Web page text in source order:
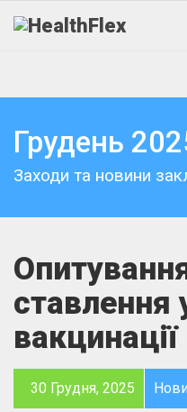
Грудень
Заходи та новини
ставлення
вакцинації
30 Грудня, 2025